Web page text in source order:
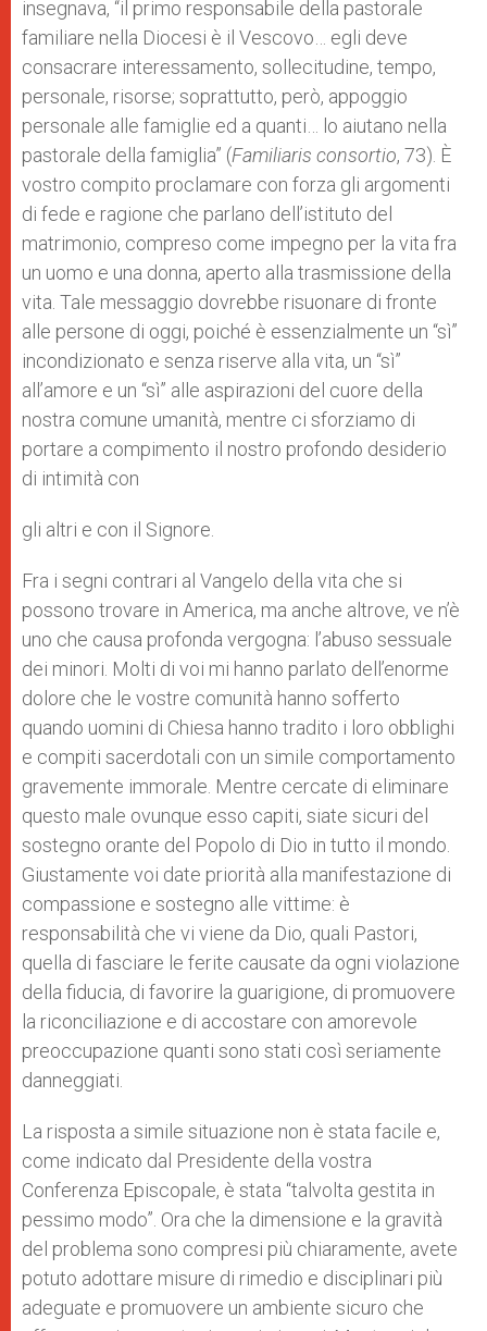
insegnava, “il primo responsabile della pastorale
familiare nella Diocesi è il Vescovo… egli deve
consacrare interessamento, sollecitudine, tempo,
personale, risorse; soprattutto, però, appoggio
personale alle famiglie ed a quanti… lo aiutano nella
pastorale della famiglia” (Familiaris consortio, 73). È
vostro compito proclamare con forza gli argomenti
di fede e ragione che parlano dell’istituto del
matrimonio, compreso come impegno per la vita fra
un uomo e una donna, aperto alla trasmissione della
vita. Tale messaggio dovrebbe risuonare di fronte
alle persone di oggi, poiché è essenzialmente un “sì”
incondizionato e senza riserve alla vita, un “sì”
all’amore e un “sì” alle aspirazioni del cuore della
nostra comune umanità, mentre ci sforziamo di
portare a compimento il nostro profondo desiderio
di intimità con
gli altri e con il Signore.
Fra i segni contrari al Vangelo della vita che si
possono trovare in America, ma anche altrove, ve n’è
uno che causa profonda vergogna: l’abuso sessuale
dei minori. Molti di voi mi hanno parlato dell’enorme
dolore che le vostre comunità hanno sofferto
quando uomini di Chiesa hanno tradito i loro obblighi
e compiti sacerdotali con un simile comportamento
gravemente immorale. Mentre cercate di eliminare
questo male ovunque esso capiti, siate sicuri del
sostegno orante del Popolo di Dio in tutto il mondo.
Giustamente voi date priorità alla manifestazione di
compassione e sostegno alle vittime: è
responsabilità che vi viene da Dio, quali Pastori,
quella di fasciare le ferite causate da ogni violazione
della fiducia, di favorire la guarigione, di promuovere
la riconciliazione e di accostare con amorevole
preoccupazione quanti sono stati così seriamente
danneggiati.
La risposta a simile situazione non è stata facile e,
come indicato dal Presidente della vostra
Conferenza Episcopale, è stata “talvolta gestita in
pessimo modo”. Ora che la dimensione e la gravità
del problema sono compresi più chiaramente, avete
potuto adottare misure di rimedio e disciplinari più
adeguate e promuovere un ambiente sicuro che